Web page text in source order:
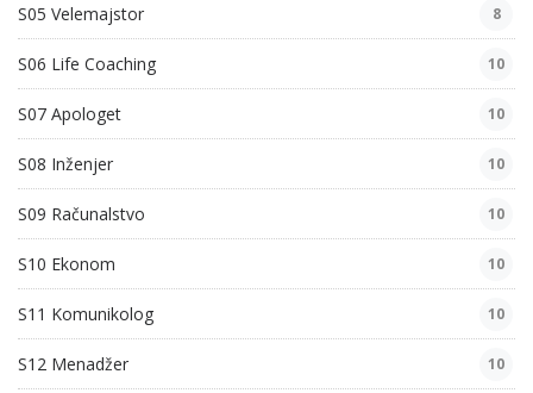
S05 Velemajstor 8
S06 Life Coaching 10
S07 Apologet 10
S08 Inženjer 10
S09 Računalstvo 10
S10 Ekonom 10
S11 Komunikolog 10
S12 Menadžer 10